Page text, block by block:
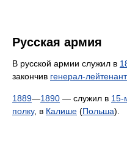
Русская армия
В русской армии служил в
закончив генерал-
1889—1890 — служил в 15-
полку, в Калише (Польша).